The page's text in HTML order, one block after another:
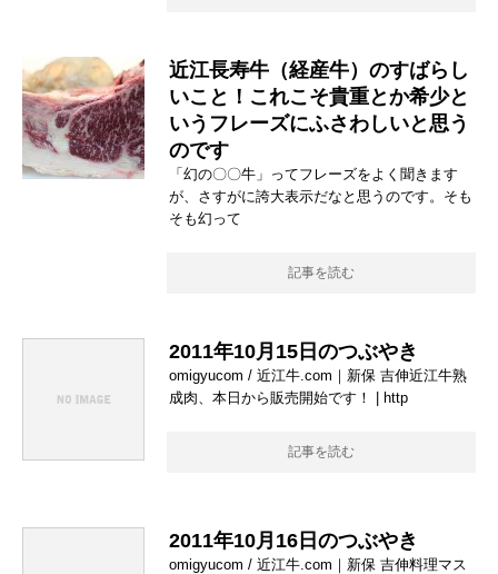
近江長寿牛（経産牛）のすばらし
いこと！これこそ貴重とか希少と
いうフレーズにふさわしいと思う
のです
「幻の〇〇牛」ってフレーズをよく聞きます
が、さすがに誇大表示だなと思うのです。そも
そも幻って
記事を読む
2011年10月15日のつぶやき
omigyucom / 近江牛.com｜新保 吉伸近江牛熟
成肉、本日から販売開始です！ | http
記事を読む
2011年10月16日のつぶやき
omigyucom / 近江牛.com｜新保 吉伸料理マス